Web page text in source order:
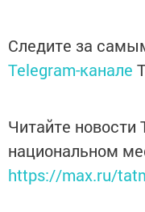
Следите за
Telegram-канале
Читайте новости
национальном
https://max.ru/